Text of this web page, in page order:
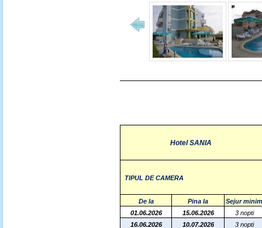
Hotel SANIA
TIPUL DE CAMERA
De la Pina la
Sejur minim
01.06.2026
15.06.2026
3 nopti
16.06.2026
10.07.2026 3 nopti